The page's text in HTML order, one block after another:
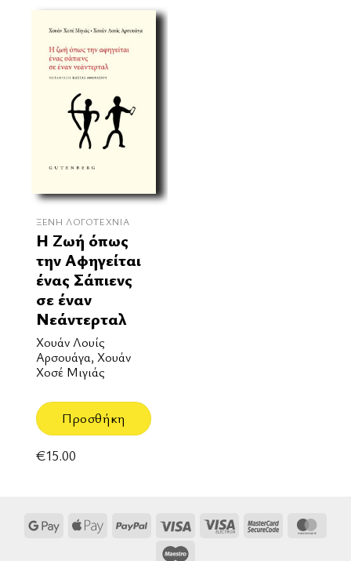
ΞΈΝΗ ΛΟΓΟΤΕΧΝΊΑ
Η Ζωή όπως
την Αφηγείται
ένας Σάπιενς
σε έναν
Νεάντερταλ
Χουάν Λουίς
Αρσουάγα, Χουάν
Χοσέ Μιγιάς
Προσθήκη
€15.00
Google Apple
PayPal Visa
Visa
MasterCard